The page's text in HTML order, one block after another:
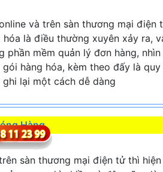
và trên sàn thương mại điện
là điều thường xuyên xảy ra,
phần mềm quản lý đơn hàng, nhìn
hàng hóa, kèm theo đấy là quy
lại một cách dễ dàng
Hàng
sàn thương mại điện tử thì hiện